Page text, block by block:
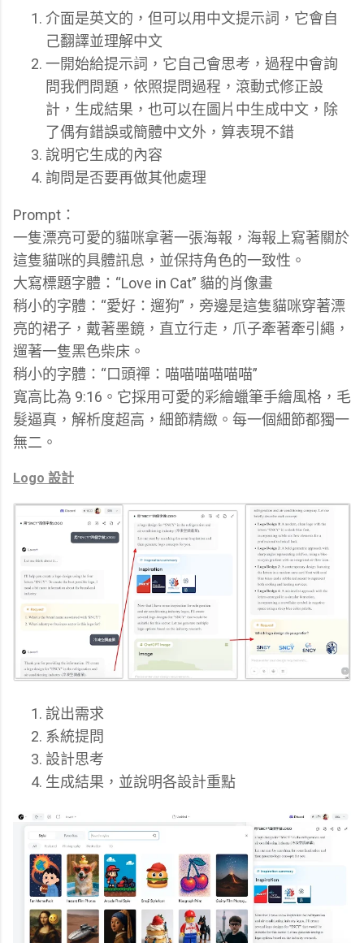
介面是英文的，但可以用中文提示詞，它會自
己翻譯並理解中文
一開始給提示詞，它自己會思考，過程中會詢
問我們問題，依照提問過程，滾動式修正設
計，生成結果，也可以在圖片中生成中文，除
了偶有錯誤或簡體中文外，算表現不錯
說明它生成的內容
詢問是否要再做其他處理
Prompt：
一隻漂亮可愛的貓咪拿著一張海報，海報上寫著關於
這隻貓咪的具體訊息，並保持角色的一致性。
大寫標題字體：“Love in Cat” 貓的肖像畫
稍小的字體：“愛好：遛狗”，旁邊是這隻貓咪穿著漂
亮的裙子，戴著墨鏡，直立行走，爪子牽著牽引繩，
遛著一隻黑色柴床。
稍小的字體：“口頭禪：喵喵喵喵喵喵”
寬高比為 9:16。它採用可愛的彩繪蠟筆手繪風格，毛
髮逼真，解析度超高，細節精緻。每一個細節都獨一
無二。
Logo 設計
說出需求
系統提問
設計思考
生成結果，並說明各設計重點